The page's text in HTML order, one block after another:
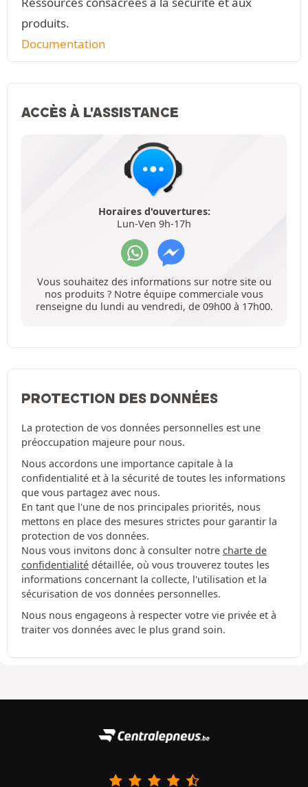
produits.
Documentation
ACCÈS À L'ASSISTANCE
Horaires d'ouvertures:
Lun-Ven 9h-17h
Vous souhaitez des informations sur notre site ou
nos produits ? Notre équipe commerciale vous
renseigne du lundi au vendredi, de 09h00 à 17h00.
PROTECTION DES DONNÉES
La protection de vos données personnelles est une
préoccupation majeure pour nous.
Nous accordons une importance capitale à la
confidentialité et à la sécurité de toutes les informations
que vous partagez avec nous.
En tant que l'une de nos principales priorités, nous
mettons en place des mesures strictes pour garantir la
protection de vos données.
Nous vous invitons donc à consulter notre charte de
confidentialité détaillée, où vous trouverez toutes les
informations concernant la collecte, l'utilisation et la
sécurisation de vos données personnelles.
Nous nous engageons à respecter votre vie privée et à
traiter vos données avec le plus grand soin.